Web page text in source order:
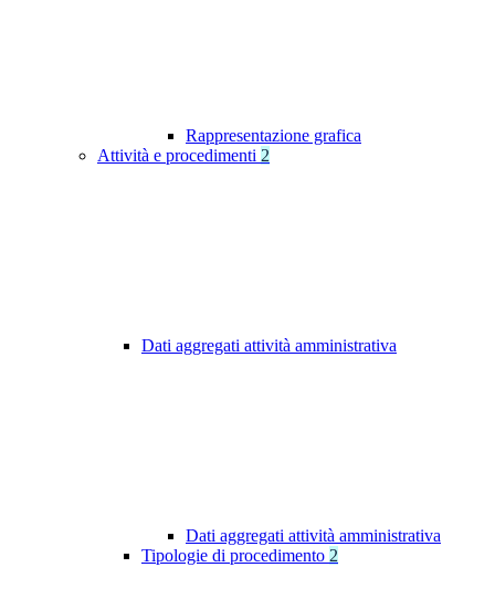
Rappresentazione grafica
Attività e procedimenti 2
Dati aggregati attività amministrativa
Dati aggregati attività amministrativa
Tipologie di procedimento 2